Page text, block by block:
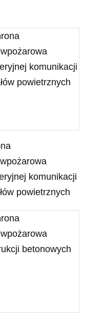
komunikacji
powietrznych